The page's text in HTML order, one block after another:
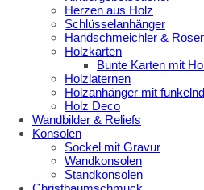
Herzen aus Holz
Schlüsselanhänger
Handschmeichler &
Holzkarten
Bunte Karten mit
Holzlaternen
Holzanhänger mit
Holz Deco
Wandbilder & Reliefs
Konsolen
Sockel mit Gravur
Wandkonsolen
Standkonsolen